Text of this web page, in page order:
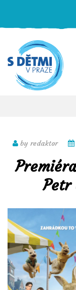
by redaktor
Petr